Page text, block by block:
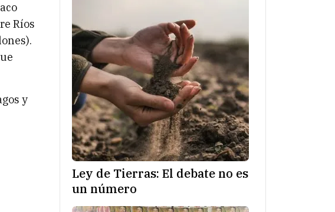
Ríos
y
Ley de Tierras: El debate no es
un número